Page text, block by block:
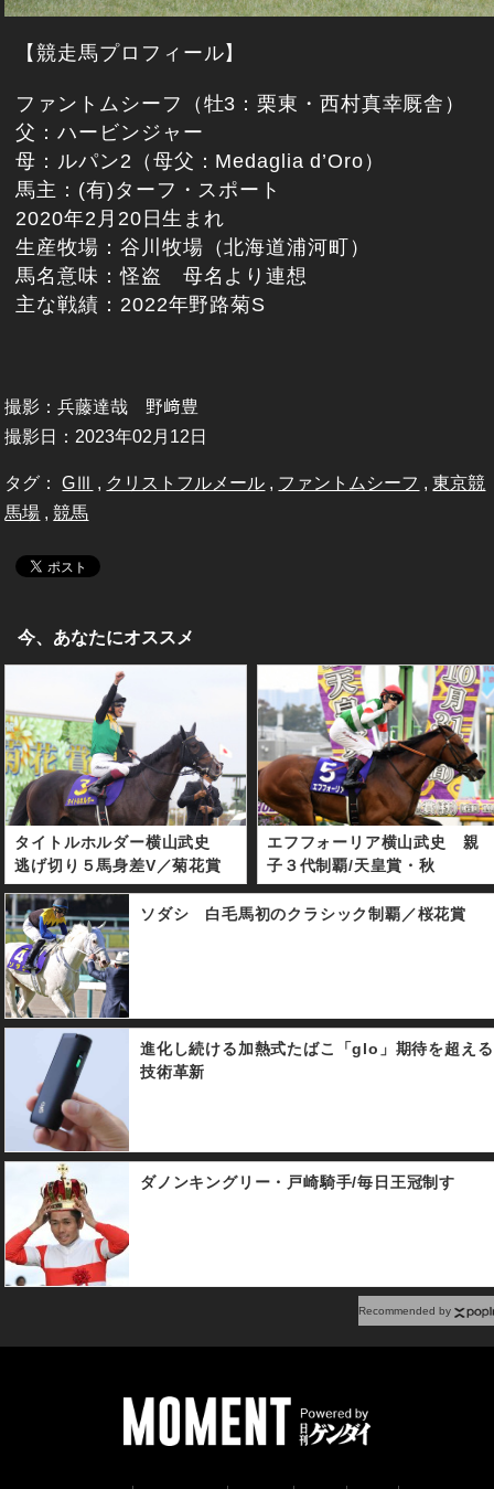
【競走馬プロフィール】
ファントムシーフ（牡3：栗東・西村真幸厩舎）
父：ハービンジャー
母：ルパン2（母父：Medaglia d’Oro）
馬主：(有)ターフ・スポート
2020年2月20日生まれ
生産牧場：谷川牧場（北海道浦河町）
馬名意味：怪盗 母名より連想
主な戦績：2022年野路菊S
撮影：兵藤達哉 野﨑豊
撮影日：2023年02月12日
タグ：GⅢ , クリストフルメール , ファントムシーフ ,東京競
馬場 ,競馬
今、あなたにオススメ
タイトルホルダー横山武史
逃げ切り５馬身差V／菊花賞
エフフォーリア横山武史 親
子３代制覇/天皇賞・秋
ソダシ 白毛馬初のクラシック制覇／桜花賞
進化し続ける加熱式たばこ「glo」期待を超える
技術革新
ダノンキングリー・戸崎騎手/毎日王冠制す
Recommended by